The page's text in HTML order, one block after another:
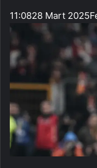
11:0828 Mart 2025